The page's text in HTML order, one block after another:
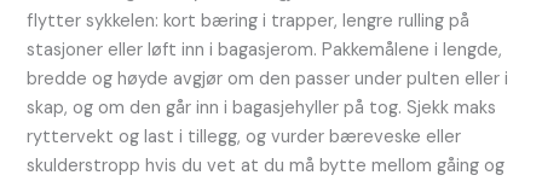
flytter sykkelen: kort bæring i trapper, lengre rulling på
stasjoner eller løft inn i bagasjerom. Pakkemålene i lengde,
bredde og høyde avgjør om den passer under pulten eller i
skap, og om den går inn i bagasjehyller på tog. Sjekk maks
ryttervekt og last i tillegg, og vurder bæreveske eller
skulderstropp hvis du vet at du må bytte mellom gåing og